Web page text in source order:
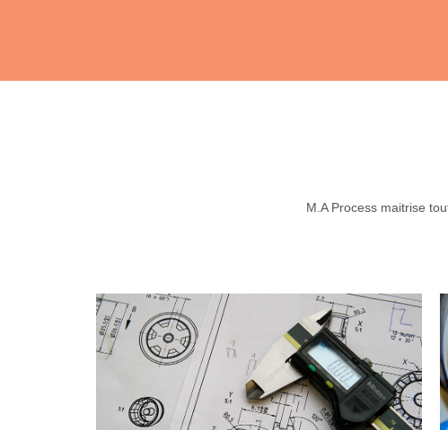
M.A Process maitrise